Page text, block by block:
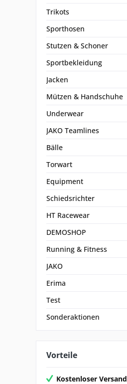
Trikots
Sporthosen
Stutzen & Schoner
Sportbekleidung
Jacken
Mützen & Handschuhe
Underwear
JAKO Teamlines
Bälle
Torwart
Equipment
Schiedsrichter
HT Racewear
DEMOSHOP
Running & Fitness
JAKO
Erima
Test
Sonderaktionen
Vorteile
Kostenloser Versand